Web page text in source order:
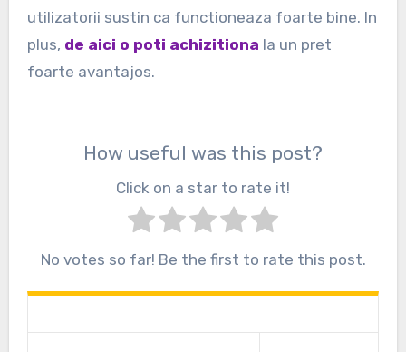
utilizatorii sustin ca functioneaza foarte bine. In
plus, de aici o poti achizitiona la un pret
foarte avantajos.
How useful was this post?
Click on a star to rate it!
No votes so far! Be the first to rate this post.